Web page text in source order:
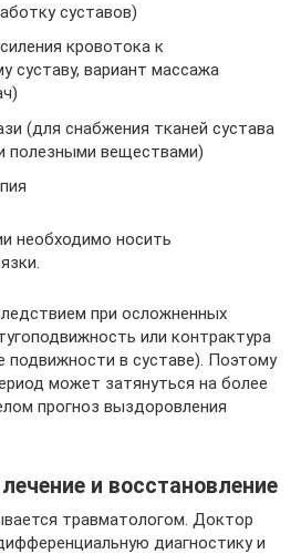
суставов)
кровотока к
суставу, вариант массажа
(для снабжения тканей сустава
полезными веществами)
необходимо носить
при осложненных
или контрактура
подвижности в суставе). Поэтому
может затянуться на более
прогноз выздоровления
и восстановление
травматологом. Доктор
диагностику и